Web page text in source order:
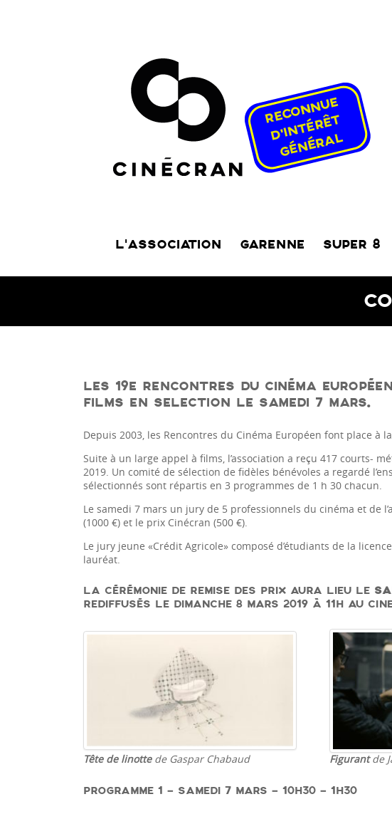
L’ASSOCIATION GARENNE SUPER 8
LES 19E RENCONTRES DU CINÉMA
FILMS EN SELECTION LE SAMEDI 7 MARS.
Depuis 2003, les Rencontres du Cinéma Européen font place
Suite à un large appel à films, l’association a reçu 417 courts-
2019. Un comité de sélection de fidèles bénévoles a regardé
sélectionnés sont répartis en 3 programmes de 1 h 30 chacun.
Le samedi 7 mars un jury de 5 professionnels du cinéma et de
(1000 €) et le prix Cinécran (500 €).
Le jury jeune «Crédit Agricole» composé d’étudiants de la
lauréat.
LA CÉRÉMONIE DE REMISE DES PRIX AURA LIEU LE
REDIFFUSÉS LE DIMANCHE 8 MARS 2019 À 11H AU
Tête de linottede Gaspar Chabaud Figurantde
PROGRAMME 1 – SAMEDI 7 MARS – 10H30 – 1H30